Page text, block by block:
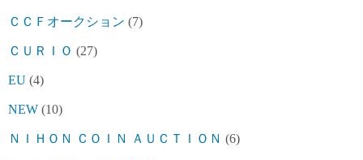
ＣＣＦオークション (7)
ＣＵＲＩＯ (27)
EU (4)
NEW (10)
ＮＩＨＯＮ ＣＯＩＮ ＡＵＣＴＩＯＮ (6)